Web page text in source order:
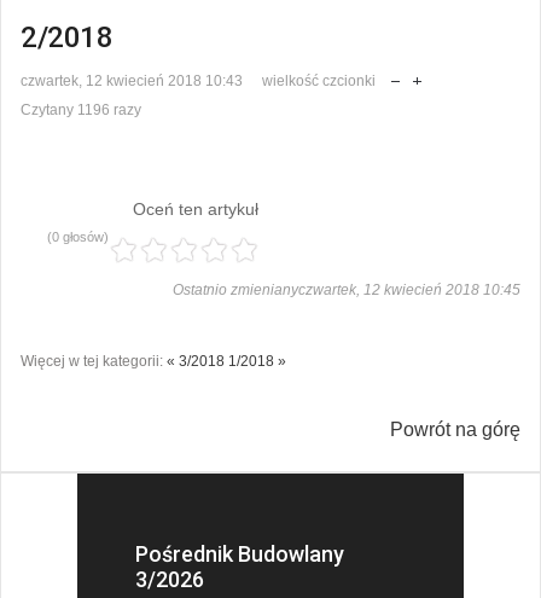
2/2018
czwartek, 12 kwiecień 2018 10:43
wielkość czcionki
Czytany 1196 razy
Oceń ten artykuł
(0 głosów)
Ostatnio zmienianyczwartek, 12 kwiecień 2018 10:45
Więcej w tej kategorii: « 3/2018 1/2018 »
Powrót na górę
Pośrednik Budowlany
3/2026